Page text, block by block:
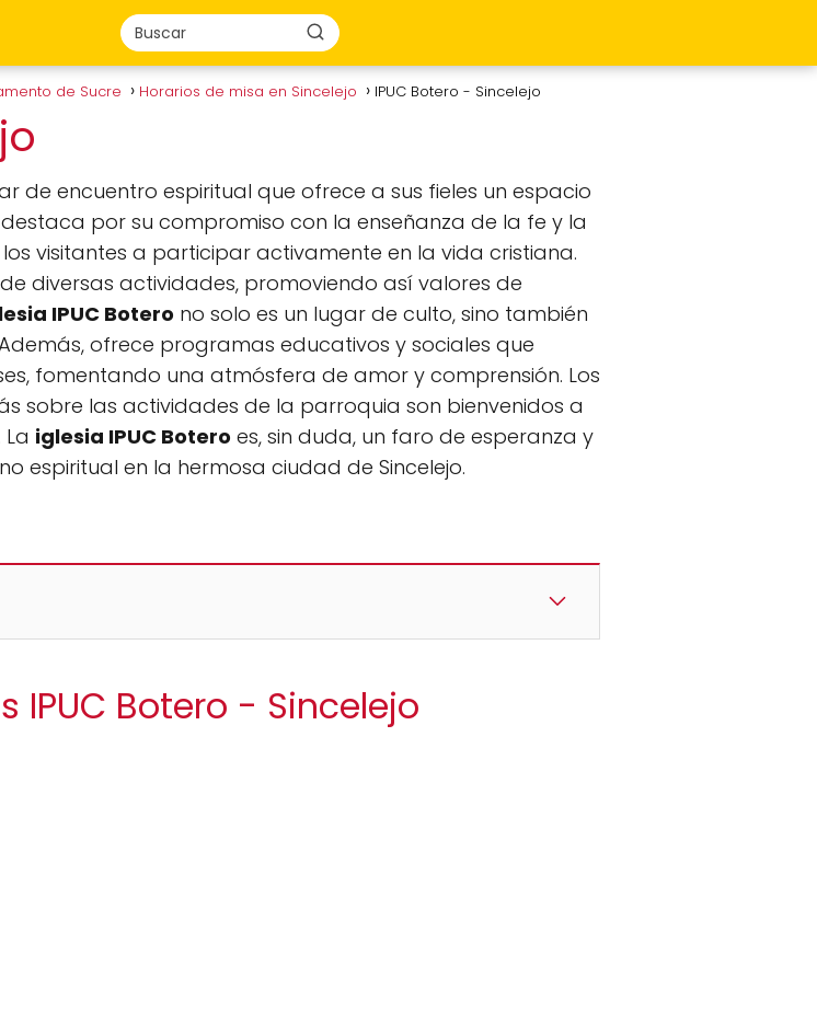
de Sucre Horarios de misa en Sincelejo IPUC Botero - Sincelejo
de encuentro espiritual que ofrece a sus fieles un espacio
por su compromiso con la enseñanza de la fe y la
visitantes a participar activamente en la vida cristiana.
diversas actividades, promoviendo así valores de
IPUC Botero no solo es un lugar de culto, sino también
ofrece programas educativos y sociales que
fomentando una atmósfera de amor y comprensión. Los
sobre las actividades de la parroquia son bienvenidos a
iglesia IPUC Botero es, sin duda, un faro de esperanza y
espiritual en la hermosa ciudad de Sincelejo.
IPUC Botero - Sincelejo